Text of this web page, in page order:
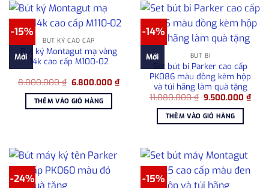
-15%
Mới
BÚT KÝ CAO CẤP
Bút ký Montagut mạ vàng
14k cao cấp M100-02
8.000.000₫ Giá
là:
8.000.000 ₫.
6.800.000₫Giá
hiện
6.800.000 ₫.
THÊM VÀO GIỎ HÀNG
-14%
Mới BÚT BI
Set bút bi Parker cao cấp
PK086 màu đồng kèm hộp
và túi hãng làm quà tặng
11.080.000₫ Giá
là:
11.080.000 ₫.
9.500.000₫Giá
hiện
THÊM VÀO GIỎ HÀNG
-24% -15%